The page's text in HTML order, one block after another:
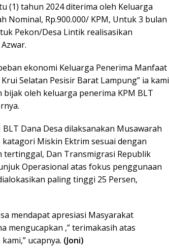
(1) tahun 2024 diterima oleh Keluarga
Nominal, Rp.900.000/ KPM, Untuk 3 bulan
Pekon/Desa Lintik realisasikan
ekonomi Keluarga Penerima Manfaat
Selatan Pesisir Barat Lampung” ia kami
oleh keluarga penerima KPM BLT
Dana Desa dilaksanakan Musawarah
Miskin Ektrim sesuai dengan
tertinggal, Dan Transmigrasi Republik
Operasional atas fokus penggunaan
paling tinggi 25 Persen,
mendapat apresiasi Masyarakat
mengucapkan ,” terimakasih atas
ucapnya. (Joni)